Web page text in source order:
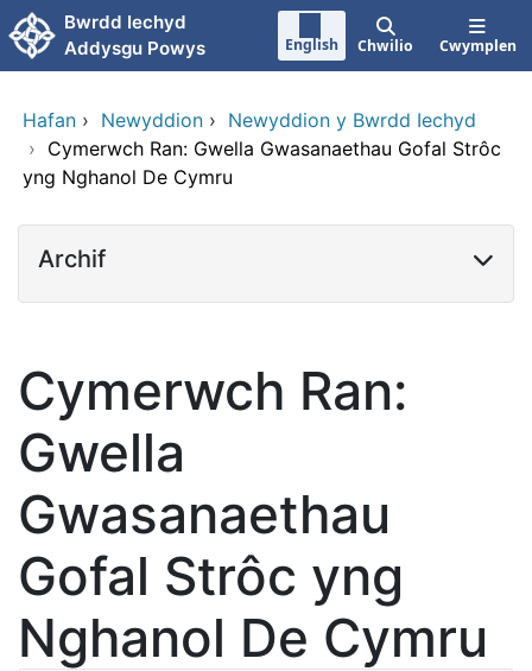
Neidio i'r prif gynnwy
Bwrdd Iechyd
Addysgu Powys
English Chwilio Cwymplen
Hafan › Newyddion › Newyddion y Bwrdd Iechyd
› Cymerwch Ran: Gwella Gwasanaethau Gofal Strôc
yng Nghanol De Cymru
Archif
Cymerwch Ran:
Gwella
Gwasanaethau
Gofal Strôc yng
Nghanol De Cymru